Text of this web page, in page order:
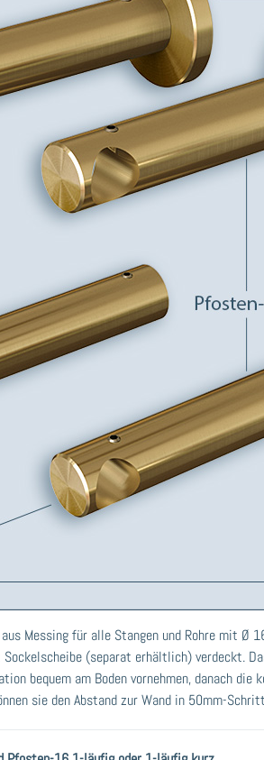
Messing für alle Stangen und Rohre mit
(separat erhältlich) verdeckt.
bequem am Boden vornehmen, danach
sie den Abstand zur Wand in 50mm-